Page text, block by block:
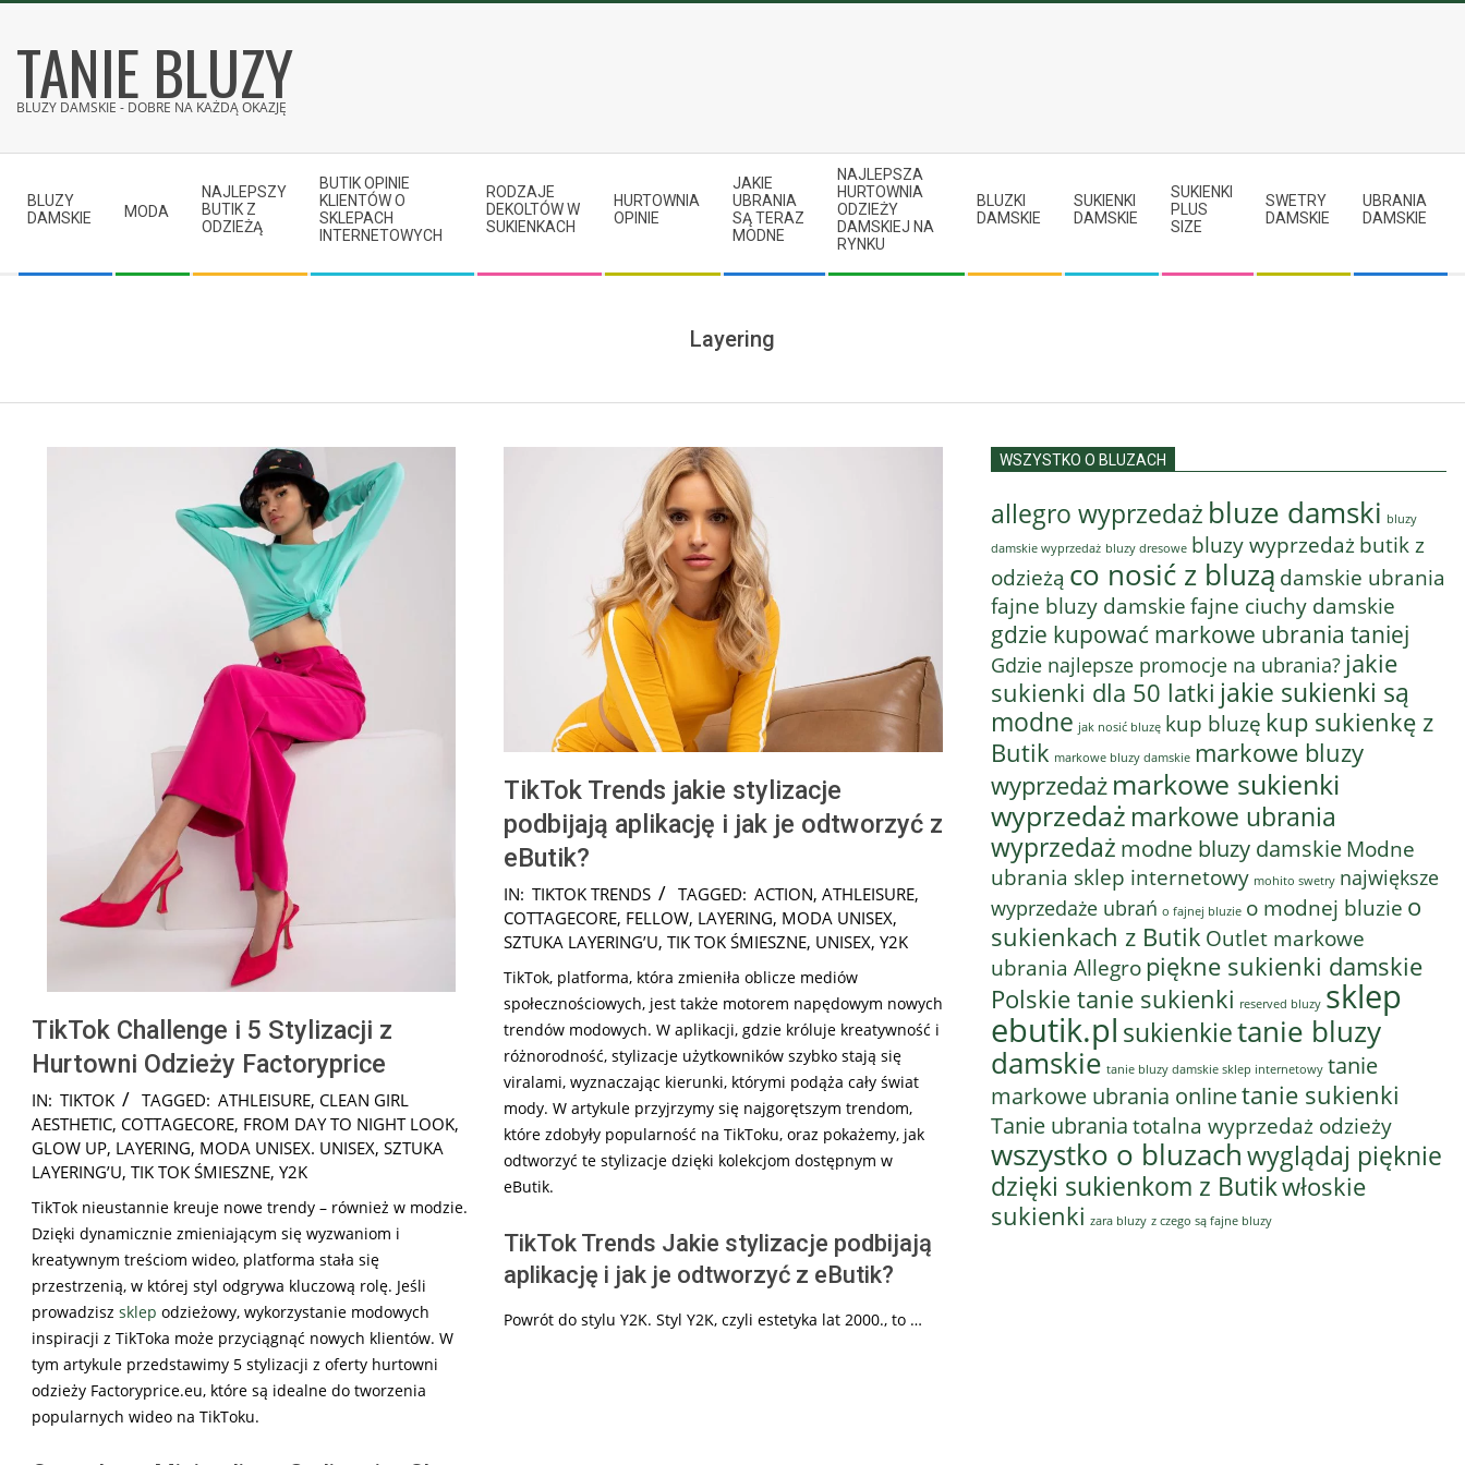
content
TANIE BLUZY
BLUZY DAMSKIE - DOBRE NA KAŻDĄ OKAZJĘ
Navigation
Menu
BLUZY
DAMSKIE
MODA
NAJLEPSZY
BUTIK Z
ODZIEŻĄ
BUTIK OPINIE
KLIENTÓW O
SKLEPACH
INTERNETOWYCH
RODZAJE
DEKOLTÓW W
SUKIENKACH
HURTOWNIA
OPINIE
JAKIE
UBRANIA
SĄ TERAZ
MODNE
NAJLEPSZA
HURTOWNIA
ODZIEŻY
DAMSKIEJ NA
RYNKU
BLUZKI
DAMSKIE
SUKIENKI
DAMSKIE
SUKIENKI
PLUS
SIZE
SWETRY
DAMSKIE
UBRANIA
DAMSKIE
Layering
TikTok Challenge i 5 Stylizacji z
Hurtowni Odzieży Factoryprice
2025-
05-
12
IN: TIKTOK TAGGED: ATHLEISURE, CLEAN GIRL
AESTHETIC, COTTAGECORE, FROM DAY TO NIGHT LOOK,
GLOW UP, LAYERING, MODA UNISEX. UNISEX, SZTUKA
LAYERING’U, TIK TOK ŚMIESZNE, Y2K
TikTok nieustannie kreuje nowe trendy – również w modzie.
Dzięki dynamicznie zmieniającym się wyzwaniom i
kreatywnym treściom wideo, platforma stała się
przestrzenią, w której styl odgrywa kluczową rolę. Jeśli
prowadzisz sklep odzieżowy, wykorzystanie modowych
inspiracji z TikToka może przyciągnąć nowych klientów. W
tym artykule przedstawimy 5 stylizacji z oferty hurtowni
odzieży Factoryprice.eu, które są idealne do tworzenia
popularnych wideo na TikToku.
TikTok Trends jakie stylizacje
podbijają aplikację i jak je odtworzyć z
eButik?
2025-
01-
19
IN: TIKTOK TRENDS TAGGED: ACTION, ATHLEISURE,
COTTAGECORE, FELLOW, LAYERING, MODA UNISEX,
SZTUKA LAYERING’U, TIK TOK ŚMIESZNE, UNISEX, Y2K
TikTok, platforma, która zmieniła oblicze mediów
społecznościowych, jest także motorem napędowym nowych
trendów modowych. W aplikacji, gdzie króluje kreatywność i
różnorodność, stylizacje użytkowników szybko stają się
viralami, wyznaczając kierunki, którymi podąża cały świat
mody. W artykule przyjrzymy się najgorętszym trendom,
które zdobyły popularność na TikToku, oraz pokażemy, jak
odtworzyć te stylizacje dzięki kolekcjom dostępnym w
eButik.
TikTok Trends Jakie stylizacje podbijają
aplikację i jak je odtworzyć z eButik?
Powrót do stylu Y2K. Styl Y2K, czyli estetyka lat 2000., to …
WSZYSTKO O BLUZACH
allegro wyprzedaż bluze damski bluzy
damskie wyprzedaż bluzy dresowe bluzy wyprzedaż butik z
odzieżą co nosić z bluzą damskie ubrania
fajne bluzy damskiefajne ciuchy damskie
gdzie kupować markowe ubrania taniej
Gdzie najlepsze promocje na ubrania? jakie
sukienki dla 50 latki jakie sukienki są
modne jak nosić bluzę kup bluzę kup sukienkę z
Butik markowe bluzy damskie markowe bluzy
wyprzedaż markowe sukienki
wyprzedaż markowe ubrania
wyprzedaż modne bluzy damskie Modne
ubrania sklep internetowy mohito swetry największe
wyprzedaże ubrań o fajnej bluzie o modnej bluzie o
sukienkach z Butik Outlet markowe
ubrania Allegropiękne sukienki damskie
Polskie tanie sukienki reserved bluzy sklep
ebutik.pl sukienkietanie bluzy
damskie tanie bluzy damskie sklep internetowy tanie
markowe ubrania onlinetanie sukienki
Tanie ubrania totalna wyprzedaż odzieży
wszystko o bluzachwyglądaj pięknie
dzięki sukienkom z Butikwłoskie
sukienki zara bluzy z czego są fajne bluzy